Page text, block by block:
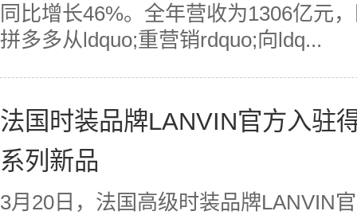
同比增长46%。全年营收为1306亿元
拼多多从ldquo;重营销rdquo;向ldq...
法国时装品牌LANVIN官方入驻
系列新品
3月20日，法国高级时装品牌LANVIN